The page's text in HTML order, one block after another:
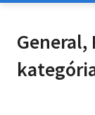
Livres francais
Olasz könyvek
General,